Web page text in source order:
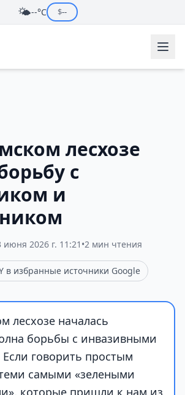
🌤️--°C $--
лесхозе
с
и
июня 2026 г. 11:21 •2 мин чтения
в избранные источники Google
лесхозе началась
борьбы с инвазивными
говорить простым
самыми «зелеными
которые пришли к нам из